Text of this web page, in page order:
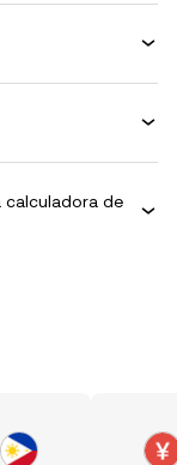
calculadora de